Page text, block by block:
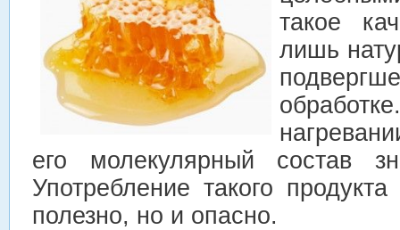
такое
лишь
его молекулярный состав
Употребление такого
полезно, но и опасно.